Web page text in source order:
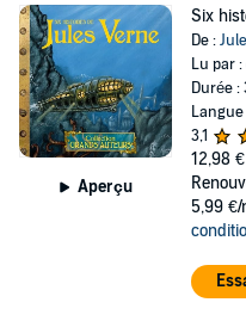
Aperçu
Six
De :
Lu par :
Durée :
3,1
12,98 €
5,99